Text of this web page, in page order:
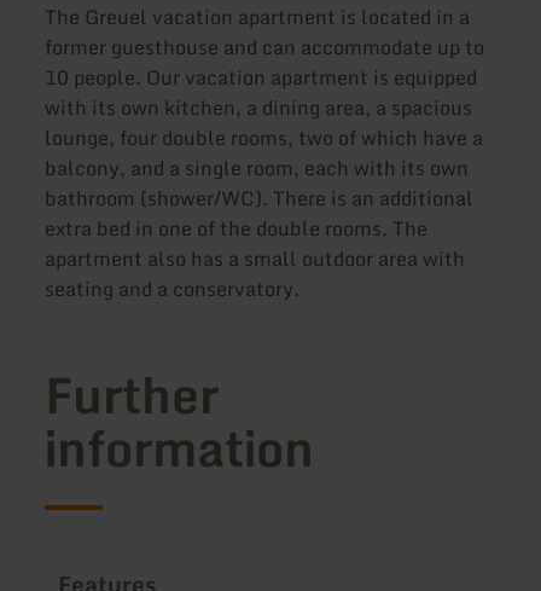
The Greuel vacation apartment is located in a
former guesthouse and can accommodate up to
10 people. Our vacation apartment is equipped
with its own kitchen, a dining area, a spacious
lounge, four double rooms, two of which have a
balcony, and a single room, each with its own
bathroom (shower/WC). There is an additional
extra bed in one of the double rooms. The
apartment also has a small outdoor area with
seating and a conservatory.
Further
information